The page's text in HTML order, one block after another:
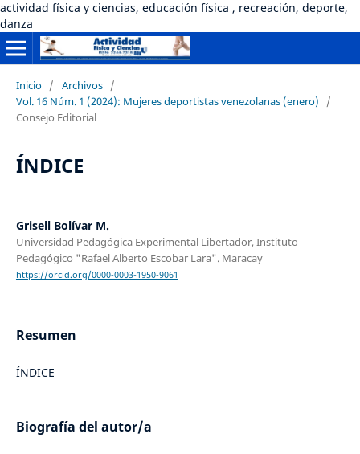
actividad física y ciencias, educación física , recreación, deporte,
danza
Inicio / Archivos /
Vol. 16 Núm. 1 (2024): Mujeres deportistas venezolanas (enero)
/
Consejo Editorial
ÍNDICE
Grisell Bolívar M.
Universidad Pedagógica Experimental Libertador, Instituto
Pedagógico "Rafael Alberto Escobar Lara". Maracay
https://orcid.org/0000-0003-1950-9061
Resumen
ÍNDICE
Biografía del autor/a